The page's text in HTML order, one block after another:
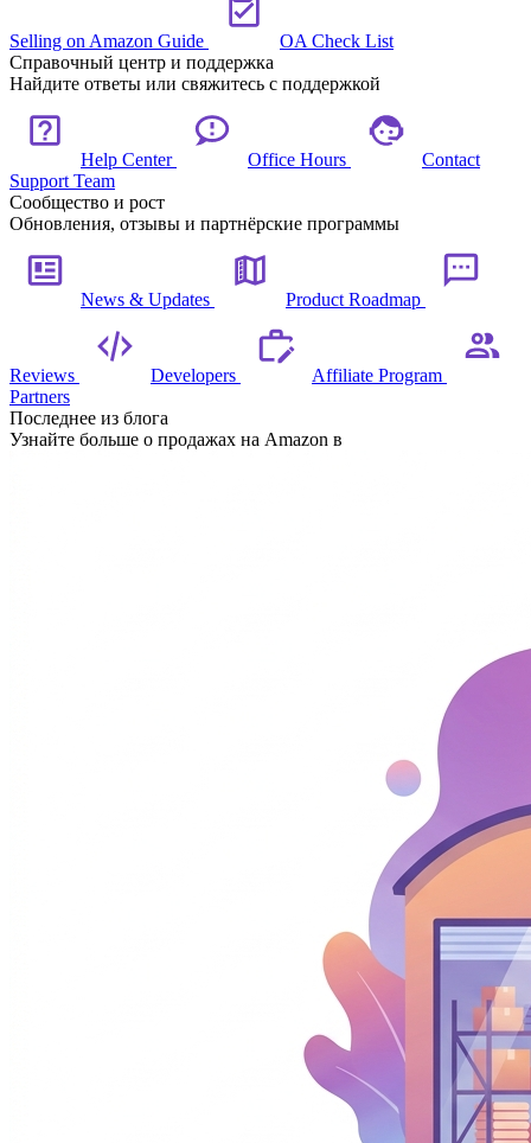
Selling on Amazon Guide
OA Check List
Справочный центр и поддержка
Найдите ответы или свяжитесь с поддержкой
Help Center Office Hours
Contact
Support Team
Сообщество и рост
Обновления, отзывы и партнёрские программы
News & Updates Product Roadmap
Reviews Developers
Affiliate Program
Partners
Последнее из блога
Узнайте больше о продажах на Amazon в